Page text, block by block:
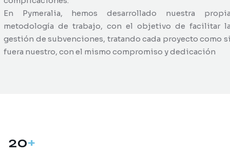
En Pymeralia, hemos desarrollado nuestra
metodología de trabajo, con el objetivo de facilitar
gestión de subvenciones, tratando cada proyecto como
fuera nuestro, con el mismo compromiso y dedicación
20+